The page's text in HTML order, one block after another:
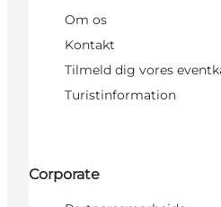
Om os
Kontakt
Tilmeld dig vores
Turistinformation
Corporate